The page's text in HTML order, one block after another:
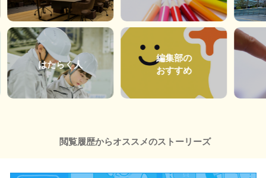
はたらく人
編集部の
おすすめ
閲覧履歴からオススメのストーリーズ